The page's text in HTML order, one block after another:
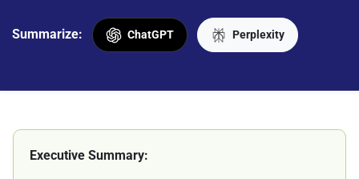
Summarize: ChatGPT Perplexity
Executive Summary: